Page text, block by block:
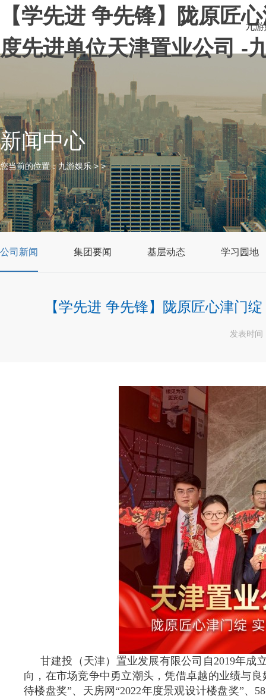
【学先进 争先锋】陇原匠
度先进单位天津置业公司 -
九
新闻中心
您当前的位置：九游娱乐> >
公司新闻 集团要闻 基层动态 学习园地
【学先进 争先锋】陇原匠心津门
发表时间
甘建投（天津）置业发展有限公司自2019年成
向，在市场竞争中勇立潮头，凭借卓越的业绩与
待楼盘奖”、天房网“2022年度景观设计楼盘奖”、 58